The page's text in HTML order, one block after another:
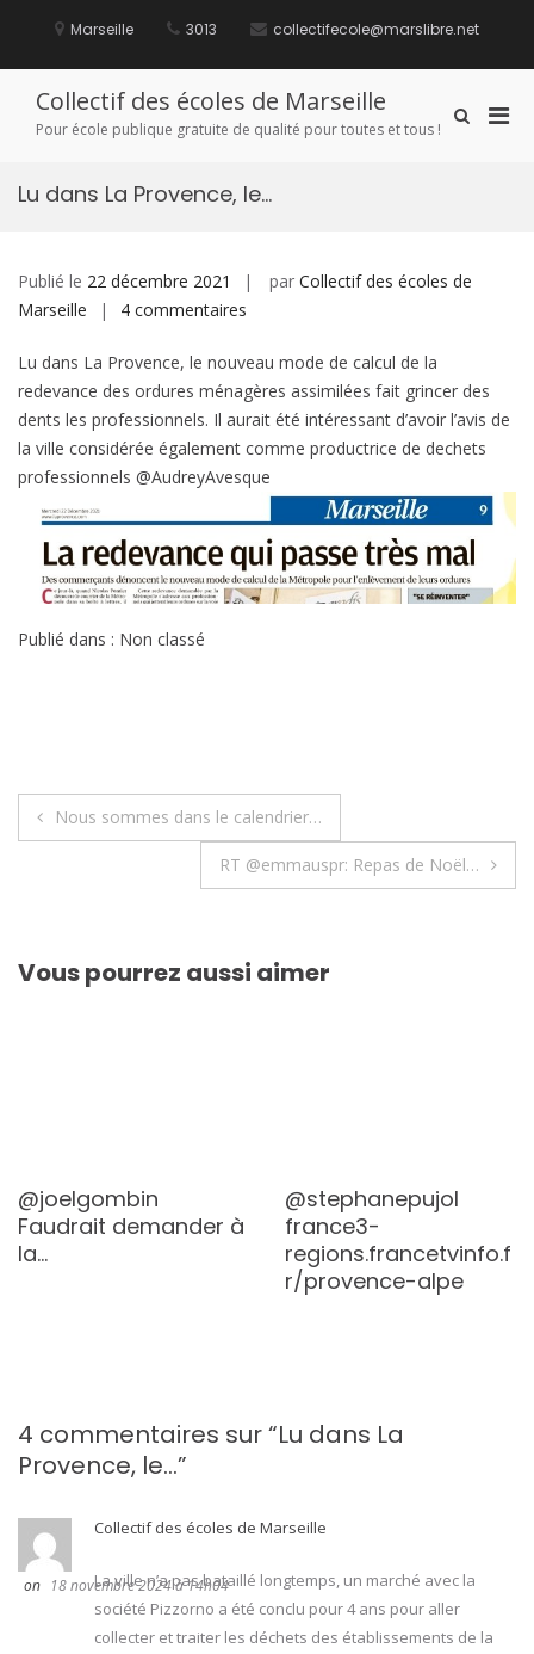
Marseille 3013 collectifecole@marslibre.net
Collectif des écoles de Marseille
Pour école publique gratuite de qualité pour toutes et tous !
Afficher
Lu dans La Provence, le…
Publié le 22 décembre 2021 par Collectif des écoles de
Marseille
4 commentaires
dans
La
Provence,
le…
Lu dans La Provence, le nouveau mode de calcul de la
redevance des ordures ménagères assimilées fait grincer des
dents les professionnels. Il aurait été intéressant d’avoir l’avis de
la ville considérée également comme productrice de dechets
professionnels @AudreyAvesque
Publié dans : Non classé
Navigation
Nous sommes dans le calendrier…
RT @emmauspr: Repas de Noël…
Vous pourrez aussi aimer
@joelgombin
Faudrait demander à
la…
@stephanepujol
france3-
regions.francetvinfo.f
r/provence-alpe
4 commentaires sur “Lu dans La
Provence, le…”
Collectif des écoles de Marseille
18 novembre 2024 à 14h04
La ville n’a pas bataillé longtemps, un marché avec la
société Pizzorno a été conclu pour 4 ans pour aller
collecter et traiter les déchets des établissements de la